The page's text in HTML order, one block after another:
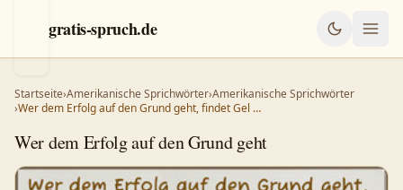
gratis-spruch.de
Startseite›Amerikanische Sprichwörter›Amerikanische Sprichwörter
›Wer dem Erfolg auf den Grund geht, findet Gel …
Wer dem Erfolg auf den Grund geht